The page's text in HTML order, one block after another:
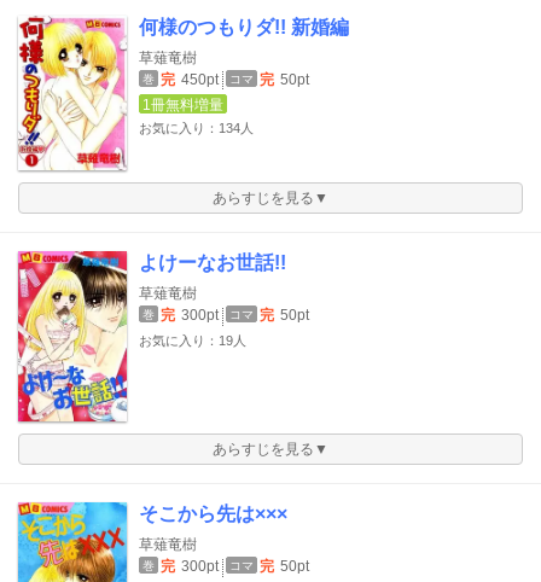
何様のつもりダ!! 新婚編
草薙竜樹
巻 完 450pt コマ 完 50pt
1冊無料増量
お気に入り：134人
あらすじを見る▼
よけーなお世話!!
草薙竜樹
巻 完 300pt コマ 完 50pt
お気に入り：19人
あらすじを見る▼
そこから先は×××
草薙竜樹
巻 完 300pt コマ 完 50pt